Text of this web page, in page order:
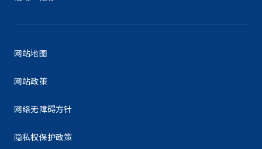
网站地图
网站政策
网络无障碍方针
隐私权保护政策